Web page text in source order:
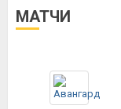
МАТЧИ